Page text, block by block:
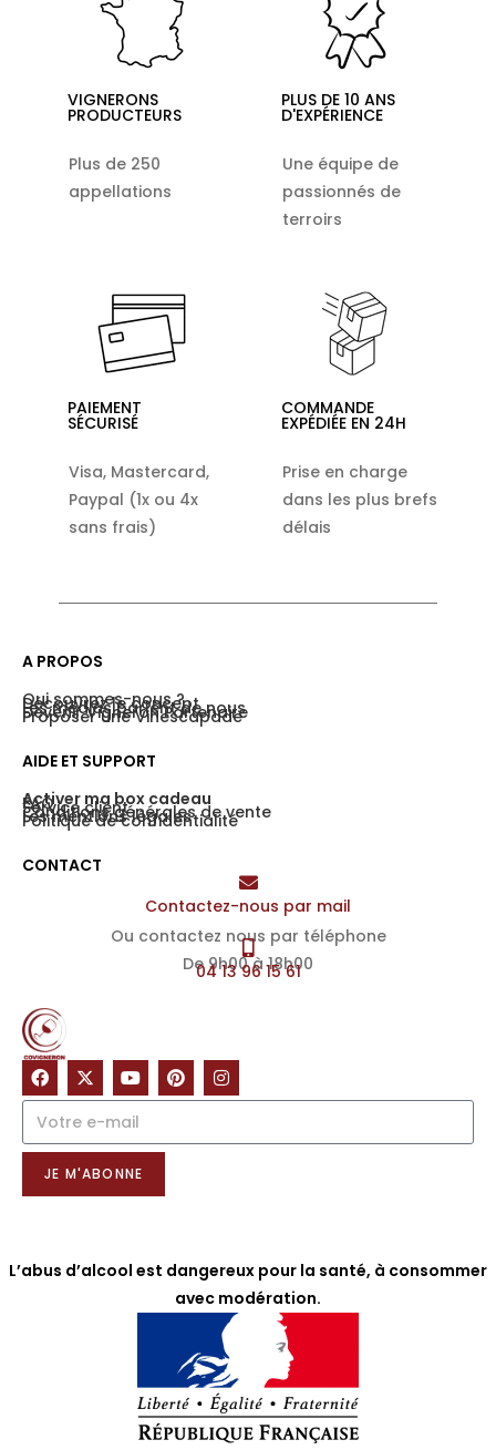
VIGNERONS
PRODUCTEURS
Plus de 250
appellations
PLUS DE 10 ANS
D'EXPÉRIENCE
Une équipe de
passionnés de
terroirs
PAIEMENT
SÉCURISÉ
Visa, Mastercard,
Paypal (1x ou 4x
sans frais)
COMMANDE
EXPÉDIÉE EN 24H
Prise en charge
dans les plus brefs
délais
NOTRE NEWSLETTER
JE M'ABONNE
CONTACT
Contactez-nous par mail
Ou contactez nous par téléphone
De 9h00 à 18h00
04 13 96 15 61
AIDE ET SUPPORT
Activer ma box cadeau
FAQ
Service client
Conditions générales de vente
Les mentions légales
Politique de confidentialité
A PROPOS
Qui sommes-nous ?
Découvrez le concept
Les médias parlent de nous
Devenir Vigneron Partenaire
Proposer une Vinescapade
L’abus d’alcool est dangereux pour la santé, à consommer
avec modération.